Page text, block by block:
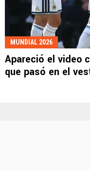
MUNDIAL 2026
Apareció el video
que pasó en el